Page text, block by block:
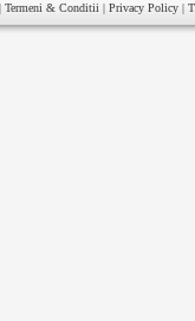
Termeni & Conditii | Privacy Policy |